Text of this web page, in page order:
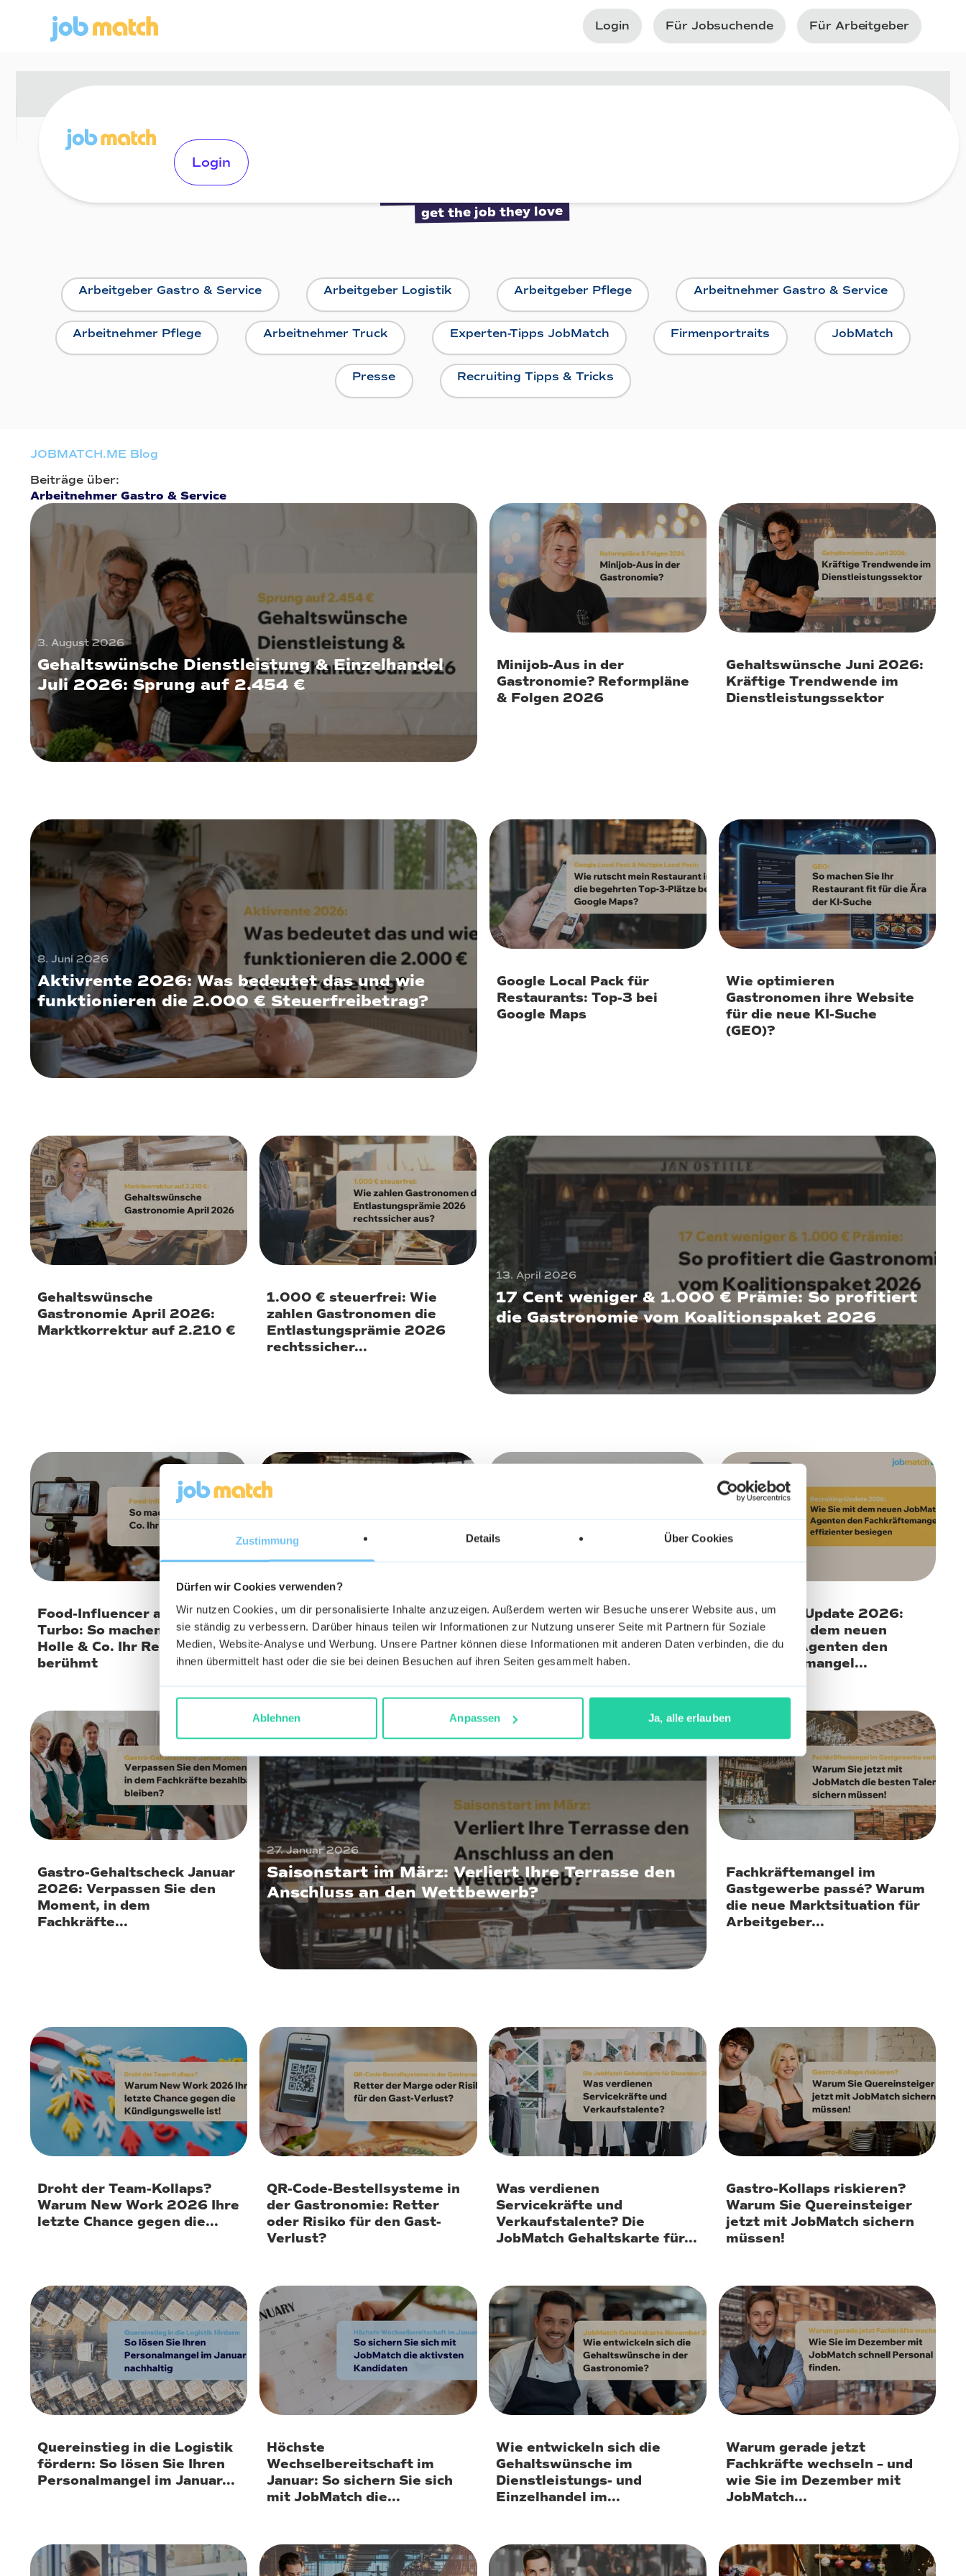
Zustimmung Details Über Cookies
Dürfen wir Cookies verwenden?
Wir nutzen Cookies, um dir personalisierte Inhalte anzuzeigen. Außerdem werten wir Besuche unserer Website aus, um
sie ständig zu verbessern. Darüber hinaus teilen wir Informationen zur Nutzung unserer Seite mit Partnern für Soziale
Medien, Website-Analyse und Werbung. Unsere Partner können diese Informationen mit anderen Daten verbinden, die du
ihnen übermittelt hast oder die sie bei deinen Besuchen auf ihren Seiten gesammelt haben.
Ablehnen Anpassen Ja, alle erlauben
Login Für Jobsuchende Für Arbeitgeber
Login
get the job they love
Arbeitgeber Gastro & Service Arbeitgeber Logistik Arbeitgeber Pflege Arbeitnehmer Gastro & Service
Arbeitnehmer Pflege Arbeitnehmer Truck Experten-Tipps JobMatch Firmenportraits JobMatch
Presse Recruiting Tipps & Tricks
JOBMATCH.ME Blog
Beiträge über:
Arbeitnehmer Gastro & Service
3. August 2026
Gehaltswünsche Dienstleistung & Einzelhandel
Juli 2026: Sprung auf 2.454 €
30. Juli 2026
Minijob-Aus in der
Gastronomie? Reformpläne
& Folgen 2026
30. Juni 2026
Gehaltswünsche Juni 2026:
Kräftige Trendwende im
Dienstleistungssektor
8. Juni 2026
Aktivrente 2026: Was bedeutet das und wie
funktionieren die 2.000 € Steuerfreibetrag?
27. Mai 2026
Google Local Pack für
Restaurants: Top-3 bei
Google Maps
13. Mai 2026
Wie optimieren
Gastronomen ihre Website
für die neue KI-Suche
(GEO)?
30. April 2026
Gehaltswünsche
Gastronomie April 2026:
Marktkorrektur auf 2.210 €
22. April 2026
1.000 € steuerfrei: Wie
zahlen Gastronomen die
Entlastungsprämie 2026
rechtssicher...
13. April 2026
17 Cent weniger & 1.000 € Prämie: So profitiert
die Gastronomie vom Koalitionspaket 2026
2. April 2026
Food-Influencer als Gastro-
Turbo: So machen Reeze,
Holle & Co. Ihr Restaurant
berühmt
Gastronomie Krise 2026:
Überlebensstrategien bei
Kostendruck &
Gästeschwund
Der Kipppunkt ist da: Warum
der Personalmangel erst der
Anfang ist – und was jetzt...
Recruiting-Update 2026:
Wie Sie mit dem neuen
JobMatch Agenten den
Fachkräftemangel...
1. Februar 2026
Gastro-Gehaltscheck Januar
2026: Verpassen Sie den
Moment, in dem
Fachkräfte...
27. Januar 2026
Saisonstart im März: Verliert Ihre Terrasse den
Anschluss an den Wettbewerb?
27. Januar 2026
Fachkräftemangel im
Gastgewerbe passé? Warum
die neue Marktsituation für
Arbeitgeber...
20. Januar 2026
Droht der Team-Kollaps?
Warum New Work 2026 Ihre
letzte Chance gegen die...
20. Januar 2026
QR-Code-Bestellsysteme in
der Gastronomie: Retter
oder Risiko für den Gast-
Verlust?
2. Januar 2026
Was verdienen
Servicekräfte und
Verkaufstalente? Die
JobMatch Gehaltskarte für...
30. Dezember 2025
Gastro-Kollaps riskieren?
Warum Sie Quereinsteiger
jetzt mit JobMatch sichern
müssen!
29. Dezember 2025
Quereinstieg in die Logistik
fördern: So lösen Sie Ihren
Personalmangel im Januar...
29. Dezember 2025
Höchste
Wechselbereitschaft im
Januar: So sichern Sie sich
mit JobMatch die...
8. Dezember 2025
Wie entwickeln sich die
Gehaltswünsche im
Dienstleistungs- und
Einzelhandel im...
20. November 2025
Warum gerade jetzt
Fachkräfte wechseln – und
wie Sie im Dezember mit
JobMatch...
12. November 2025 3. November 2025 30. Oktober 2025 23. Oktober 2025